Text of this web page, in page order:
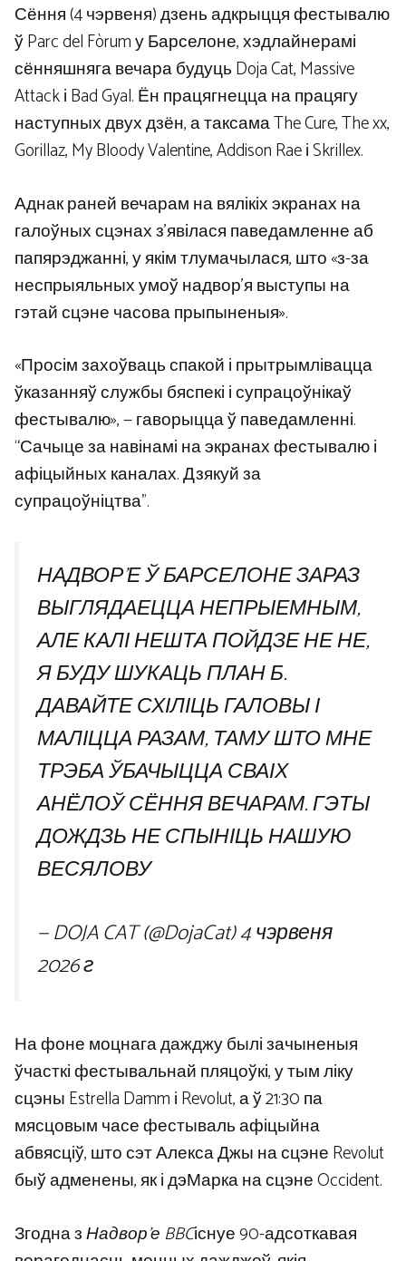
Сёння (4 чэрвеня) дзень адкрыцця фестывалю
ў Parc del Fòrum у Барселоне, хэдлайнерамі
сённяшняга вечара будуць Doja Cat, Massive
Attack і Bad Gyal. Ён працягнецца на працягу
наступных двух дзён, а таксама The Cure, The xx,
Gorillaz, My Bloody Valentine, Addison Rae і Skrillex.
Аднак раней вечарам на вялікіх экранах на
галоўных сцэнах з’явілася паведамленне аб
папярэджанні, у якім тлумачылася, што «з-за
неспрыяльных умоў надвор’я выступы на
гэтай сцэне часова прыпыненыя».
«Просім захоўваць спакой і прытрымлівацца
ўказанняў службы бяспекі і супрацоўнікаў
фестывалю», — гаворыцца ў паведамленні.
“Сачыце за навінамі на экранах фестывалю і
афіцыйных каналах. Дзякуй за
супрацоўніцтва”.
НАДВОР’Е Ў БАРСЕЛОНЕ ЗАРАЗ
ВЫГЛЯДАЕЦЦА НЕПРЫЕМНЫМ,
АЛЕ КАЛІ НЕШТА ПОЙДЗЕ НЕ НЕ,
Я БУДУ ШУКАЦЬ ПЛАН Б.
ДАВАЙТЕ СХІЛІЦЬ ГАЛОВЫ І
МАЛІЦЦА РАЗАМ, ТАМУ ШТО МНЕ
ТРЭБА ЎБАЧЫЦЦА СВАІХ
АНЁЛОЎ СЁННЯ ВЕЧАРАМ. ГЭТЫ
ДОЖДЗЬ НЕ СПЫНІЦЬ НАШУЮ
ВЕСЯЛОВУ
— DOJA CAT (@DojaCat) 4 чэрвеня
2026 г
На фоне моцнага дажджу былі зачыненыя
ўчасткі фестывальнай пляцоўкі, у тым ліку
сцэны Estrella Damm і Revolut, а ў 21:30 па
мясцовым часе фестываль афіцыйна
абвясціў, што сэт Алекса Джы на сцэне Revolut
быў адменены, як і дэМарка на сцэне Occident.
Згодна зНадвор’е BBCіснуе 90-адсоткавая